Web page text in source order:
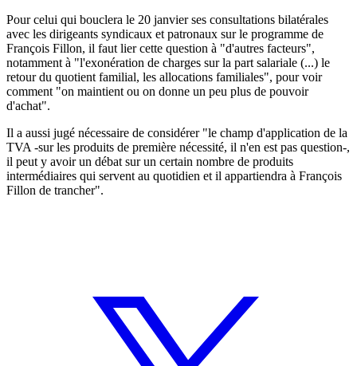
Pour celui qui bouclera le 20 janvier ses consultations bilatérales
avec les dirigeants syndicaux et patronaux sur le programme de
François Fillon, il faut lier cette question à "d'autres facteurs",
notamment à "l'exonération de charges sur la part salariale (...) le
retour du quotient familial, les allocations familiales", pour voir
comment "on maintient ou on donne un peu plus de pouvoir
d'achat".
Il a aussi jugé nécessaire de considérer "le champ d'application de la
TVA -sur les produits de première nécessité, il n'en est pas question-,
il peut y avoir un débat sur un certain nombre de produits
intermédiaires qui servent au quotidien et il appartiendra à François
Fillon de trancher".